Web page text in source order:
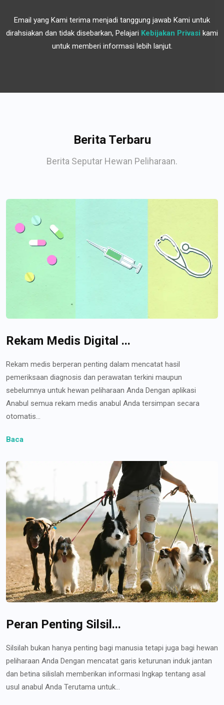
Email yang Kami terima menjadi tanggung jawab Kami untuk
dirahsiakan dan tidak disebarkan, Pelajari Kebijakan Privasi kami
untuk memberi informasi lebih lanjut.
Berita Terbaru
Berita Seputar Hewan Peliharaan.
Rekam Medis Digital ...
Rekam medis berperan penting dalam mencatat hasil
pemeriksaan diagnosis dan perawatan terkini maupun
sebelumnya untuk hewan peliharaan Anda Dengan aplikasi
Anabul semua rekam medis anabul Anda tersimpan secara
otomatis...
Baca
Peran Penting Silsil...
Silsilah bukan hanya penting bagi manusia tetapi juga bagi hewan
peliharaan Anda Dengan mencatat garis keturunan induk jantan
dan betina silislah memberikan informasi lngkap tentang asal
usul anabul Anda Terutama untuk...